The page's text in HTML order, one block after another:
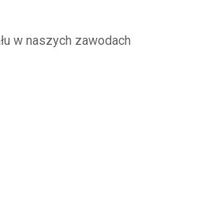
w naszych zawodach